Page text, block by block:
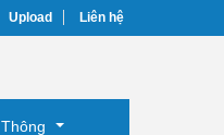
Upload Liên hệ